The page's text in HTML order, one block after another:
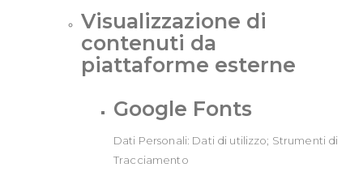
Visualizzazione di
contenuti da
piattaforme esterne
Google Fonts
Dati Personali: Dati di utilizzo; Strumenti di
Tracciamento